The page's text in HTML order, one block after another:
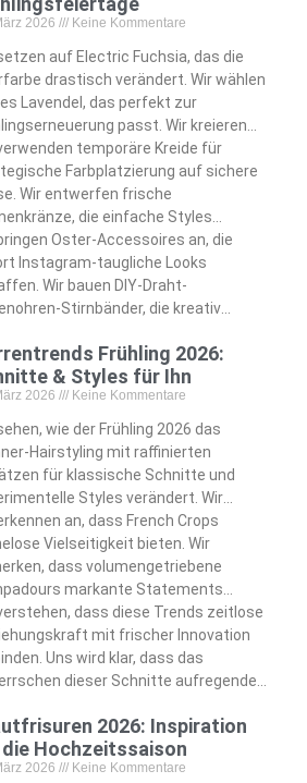
2026 Keine Kommentare
auf Electric Fuchsia, das die
drastisch verändert. Wir wählen
Lavendel, das perfekt zur
passt. Wir kreieren
Dutts, die handgemalte
wunderschön zur
bringen. Wir bauen
ein, die mühelos
Akzente setzen.
temporäre Kreide für
Farbplatzierung auf sichere
Wir entwerfen frische
die einfache Styles
verwandeln. Wir befestigen
Klammern, die dauerhafte
gewährleisten. Wir basteln
Bubble-Zöpfe, die Kinder
Oster-Accessoires an, die
Instagram-taugliche Looks
Wir bauen DIY-Draht-
Stirnbänder, die kreativ
Filzspangen, die den saisonalen
Spirit authentisch einfangen.
diese Techniken, die nur
Möglichkeiten darstellen.
Frühling 2026:
& Styles für Ihn
2026 Keine Kommentare
wie der Frühling 2026 das
Hairstyling mit raffinierten
für klassische Schnitte und
Styles verändert. Wir
wie sich der moderne Vokuhila
Assoziationen zu
Eleganz entwickelt. Wir
Fade-Variationen—von
Skin Fades bis zu strukturierten
Oberkopfpartien—die die
Männlichkeit definieren.
an, dass French Crops
Vielseitigkeit bieten. Wir
dass volumengetriebene
markante Statements
Wir entdecken mutige Optionen
strukturierten Broccoli Cut und den
Long Shag, die modebewusste
ansprechen.
dass diese Trends zeitlose
mit frischer Innovation
Uns wird klar, dass das
dieser Schnitte aufregende
Wir nehmen diese Entwicklung
moderne Standards der
neu formt.
2026: Inspiration
Hochzeitssaison
2026 Keine Kommentare